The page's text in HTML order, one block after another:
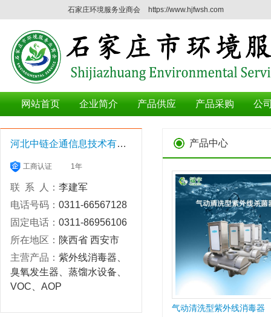
石家庄环境服务业商会 https://www.hjfwsh.com
网站首页 企业简介 产品供应 产品采购 公
河北中链企通信息技术有限公司
工商认证 1年
联 系 人： 李建军
电话号码： 0311-66567128
固定电话： 0311-86956106
所在地区： 陕西省 西安市
主营产品： 紫外线消毒器、
臭氧发生器、蒸馏水设备、
VOC、AOP
产品中心
气动清洗型紫外线消毒器